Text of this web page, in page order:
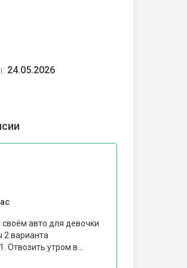
24.05.2026
авто для девочки
2 варианта
Отвозить утром в...